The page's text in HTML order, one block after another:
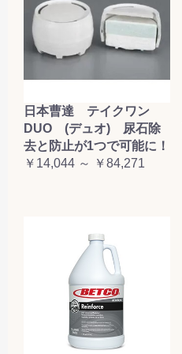
日本曹達 テイクワン
DUO (デュオ) 尿石除
去と防止が1つで可能に！
￥14,044 ～ ￥84,271